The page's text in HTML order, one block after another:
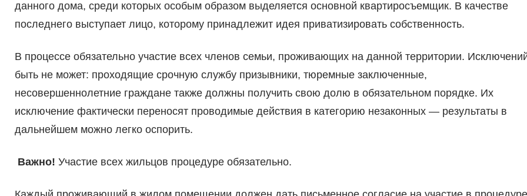
данного дома, среди которых особым образом выделяется основной квартиросъемщик. В качестве
последнего выступает лицо, которому принадлежит идея приватизировать собственность.
В процессе обязательно участие всех членов семьи, проживающих на данной территории.
быть не может: проходящие срочную службу призывники, тюремные заключенные,
несовершеннолетние граждане также должны получить свою долю в обязательном порядке. Их
исключение фактически переносят проводимые действия в категорию незаконных — результаты в
дальнейшем можно легко оспорить.
Важно! Участие всех жильцов процедуре обязательно.